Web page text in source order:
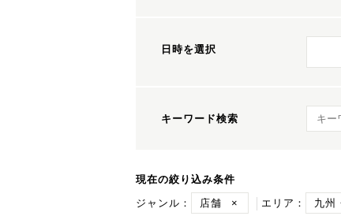
日時を選択
キーワード検索 キー
現在の絞り込み条件
ジャンル：
店舗 × エリア： 九州